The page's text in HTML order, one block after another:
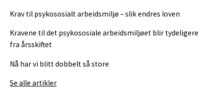
Krav til psykososialt arbeidsmiljø – slik endres loven
Kravene til det psykososiale arbeidsmiljøet blir tydeligere
fra årsskiftet
Nå har vi blitt dobbelt så store
Se alle artikler